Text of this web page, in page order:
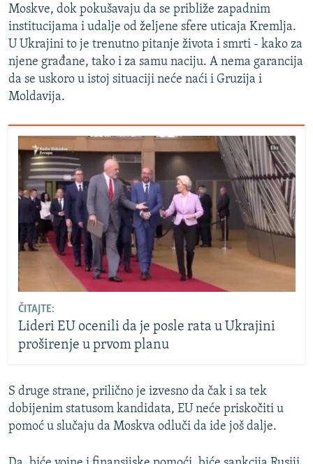
Moskve, dok pokušavaju da se približe zapadnim
institucijama i udalje od željene sfere uticaja Kremlja.
U Ukrajini to je trenutno pitanje života i smrti - kako za
njene građane, tako i za samu naciju. A nema garancija
da se uskoro u istoj situaciji neće naći i Gruzija i
Moldavija.
ČITAJTE:
Lideri EU ocenili da je posle rata u Ukrajini
proširenje u prvom planu
S druge strane, prilično je izvesno da čak i sa tek
dobijenim statusom kandidata, EU neće priskočiti u
pomoć u slučaju da Moskva odluči da ide još dalje.